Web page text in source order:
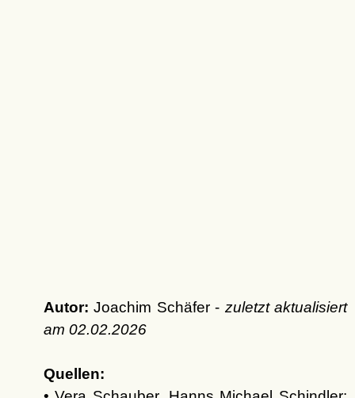
Autor: Joachim Schäfer - zuletzt aktualisiert
am 02.02.2026
Quellen: